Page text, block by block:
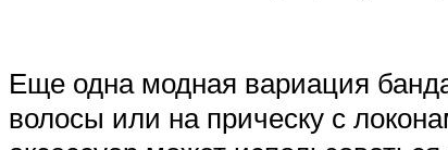
Еще одна модная вариация
волосы или на прическу с